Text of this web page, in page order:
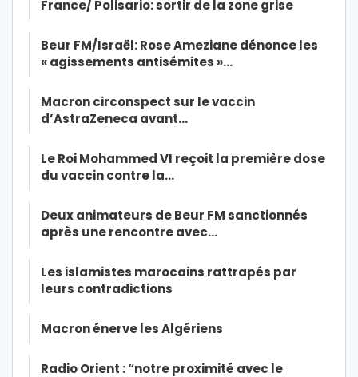
France/ Polisario: sortir de la zone grise
Beur FM/Israël: Rose Ameziane dénonce les
« agissements antisémites »…
Macron circonspect sur le vaccin
d’AstraZeneca avant…
Le Roi Mohammed VI reçoit la première dose
du vaccin contre la…
Deux animateurs de Beur FM sanctionnés
après une rencontre avec…
Les islamistes marocains rattrapés par
leurs contradictions
Macron énerve les Algériens
Radio Orient : “notre proximité avec le